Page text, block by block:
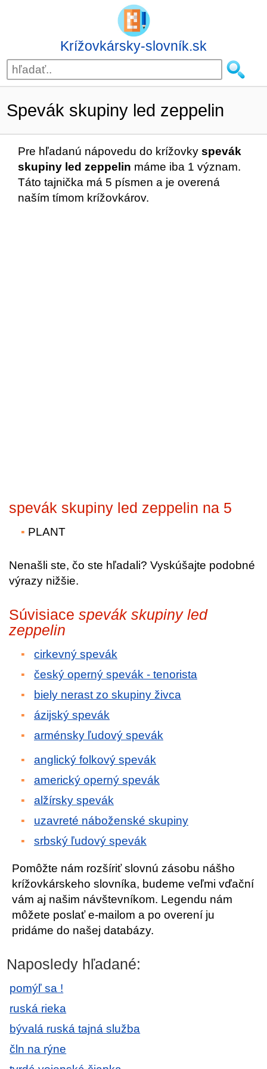
Krížovkársky-slovník.sk
Spevák skupiny led zeppelin
Pre hľadanú nápovedu do krížovky spevák
skupiny led zeppelin máme iba 1 význam.
Táto tajnička má 5 písmen a je overená
naším tímom krížovkárov.
spevák skupiny led zeppelin na 5
PLANT
Nenašli ste, čo ste hľadali? Vyskúšajte podobné
výrazy nižšie.
Súvisiace spevák skupiny led
zeppelin
cirkevný spevák
český operný spevák - tenorista
biely nerast zo skupiny živca
ázijský spevák
arménsky ľudový spevák
anglický folkový spevák
americký operný spevák
alžírsky spevák
uzavreté náboženské skupiny
srbský ľudový spevák
Pomôžte nám rozšíriť slovnú zásobu nášho
krížovkárskeho slovníka, budeme veľmi vďační
vám aj našim návštevníkom. Legendu nám
môžete poslať e-mailom a po overení ju
pridáme do našej databázy.
Naposledy hľadané:
pomýľ sa !
ruská rieka
bývalá ruská tajná služba
čln na rýne